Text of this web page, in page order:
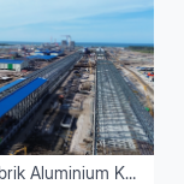
Proyek Pabrik Aluminium Kalimantan Utara - Indonesia